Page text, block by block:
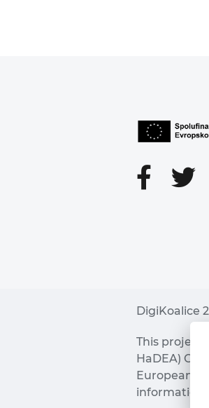
DigiKoalice
This project
HaDEA)
European
information